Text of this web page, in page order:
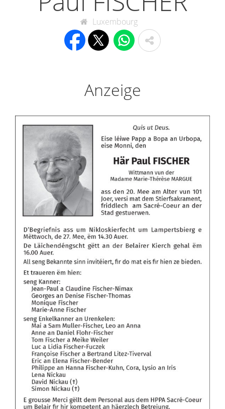
Luxembourg
Anzeige